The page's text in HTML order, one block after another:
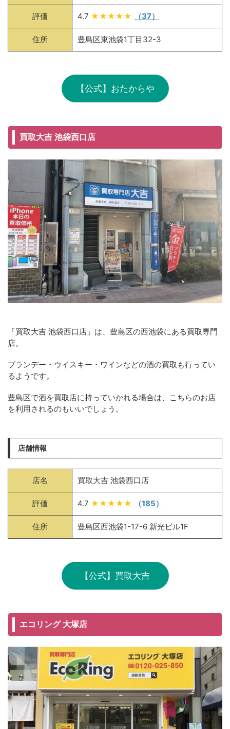
評価 4.7 ★★★★★ （37）
住所 豊島区東池袋1丁目32-3
【公式】おたからや
買取大吉 池袋西口店
「買取大吉 池袋西口店」は、豊島区の西池袋にある買取専門
店。
ブランデー・ウイスキー・ワインなどの酒の買取も行ってい
るようです。
豊島区で酒を買取店に持っていかれる場合は、こちらのお店
を利用されるのもいいでしょう。
店舗情報
店名 買取大吉 池袋西口店
評価 4.7 ★★★★★ （185）
住所 豊島区西池袋1-17-6 新光ビル1F
【公式】買取大吉
エコリング 大塚店